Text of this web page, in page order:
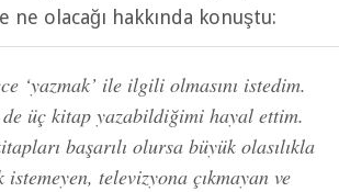
olacağı hakkında konuştu:
‘yazmak’ ile ilgili olmasını istedim.
de üç kitap yazabildiğimi hayal ettim.
başarılı olursa büyük olasılıkla
televizyona çıkmayan ve